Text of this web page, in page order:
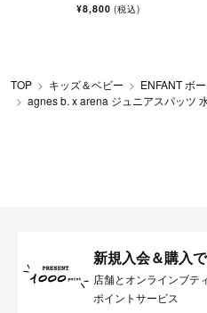
¥8,800(税込)
TOP キッズ＆ベビー ENFANT ボ
agnes b. x arena ジュニアスパッツ
新規入会＆購入
店舗とオンラインブテ
ポイントサービス